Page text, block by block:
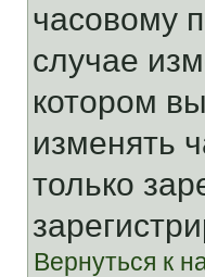
часовому
случае
котором
изменять
только
Вернуться к